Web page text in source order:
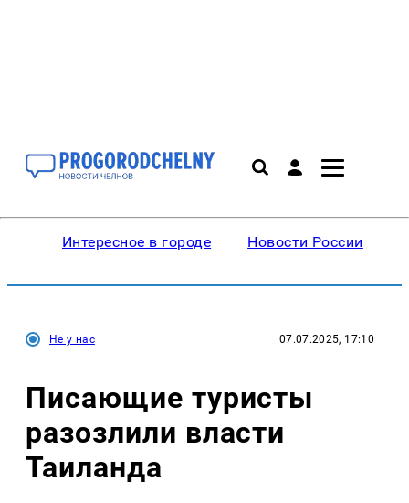
Интересное в городе Новости России
Не у нас 07.07.2025, 17:10
Писающие туристы
разозлили власти
Таиланда